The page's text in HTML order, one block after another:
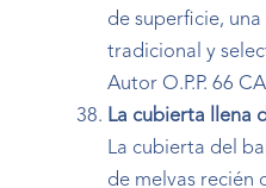
de superficie,
tradicional y
Autor O.P.P. 66
La cubierta llena
La cubierta del
de melvas recién